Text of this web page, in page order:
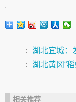
: 湖北宜城：
: 湖北黄冈“
相关推荐